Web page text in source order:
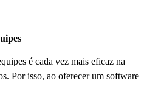
é cada vez mais eficaz na
Por isso, ao oferecer um software